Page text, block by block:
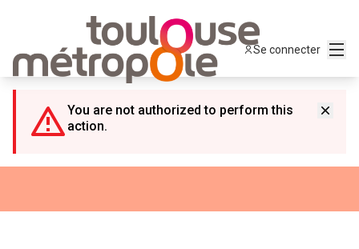
Se connecter
You are not authorized to perform this
action.